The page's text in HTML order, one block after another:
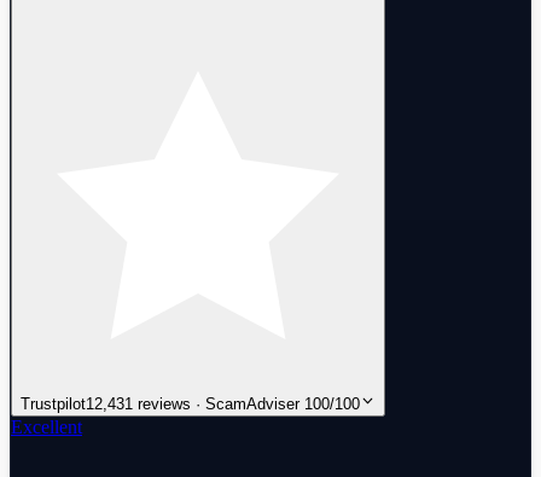
Trustpilot12,431 reviews · ScamAdviser 100/100
Excellent